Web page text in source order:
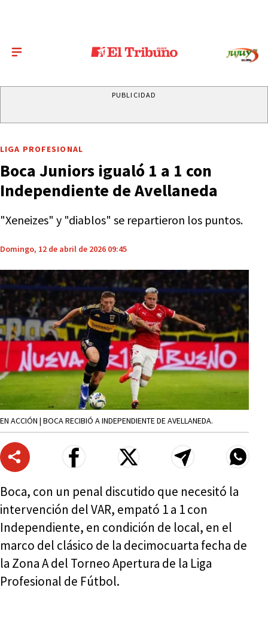
PUBLICIDAD
LIGA PROFESIONAL
Boca Juniors igualó 1 a 1 con
Independiente de Avellaneda
"Xeneizes" y "diablos" se repartieron los puntos.
Domingo, 12 de abril de 2026 09:45
EN ACCIÓN | BOCA RECIBIÓ A INDEPENDIENTE DE AVELLANEDA.
Boca, con un penal discutido que necesitó la
intervención del VAR, empató 1 a 1 con
Independiente, en condición de local, en el
marco del clásico de la decimocuarta fecha de
la Zona A del Torneo Apertura de la Liga
Profesional de Fútbol.